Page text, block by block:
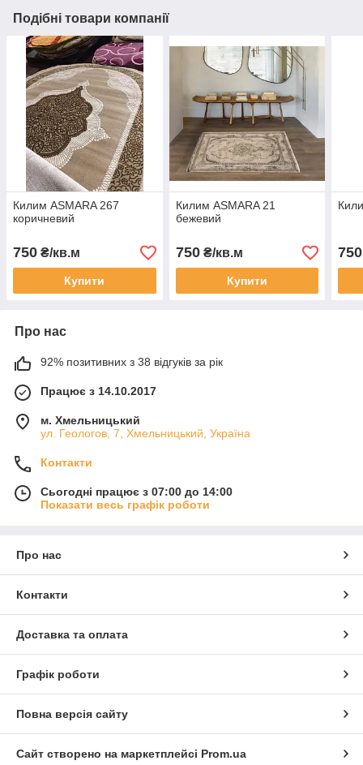
Подібні товари компанії
Килим ASMARA 267
коричневий
750 ₴/кв.м
Купити
Килим ASMARA 21
бежевий
750₴/кв.м
Купити
750
Про нас
92% позитивних з 38 відгуків за рік
Працює з 14.10.2017
м. Хмельницький
ул. Геологов, 7, Хмельницький, Україна
Контакти
Сьогодні працює з 07:00 до 14:00
Показати весь графік роботи
Про нас
Контакти
Доставка та оплата
Графік роботи
Повна версія сайту
Сайт створено на маркетплейсі Prom.ua